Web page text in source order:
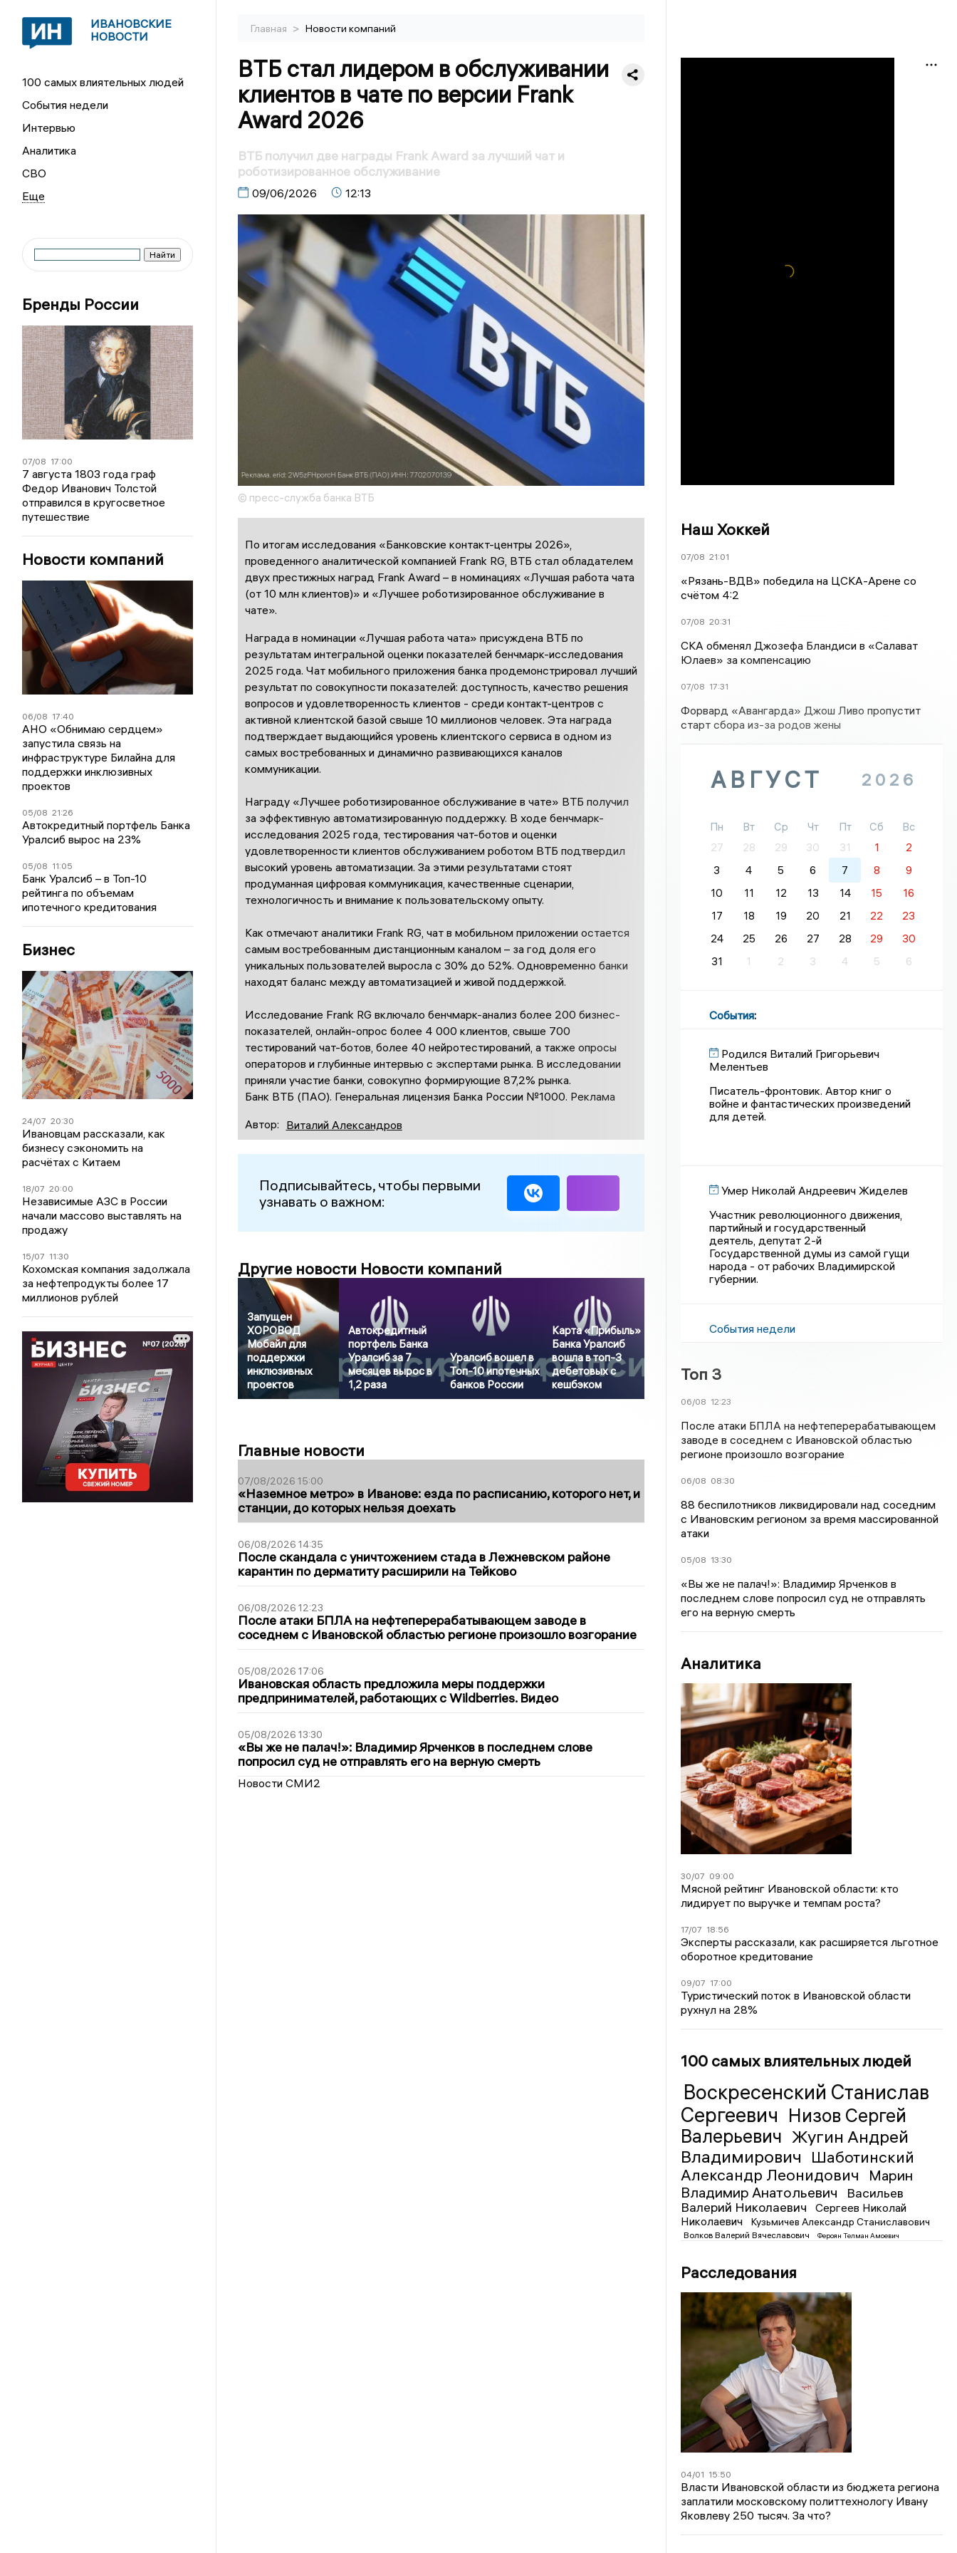
ИВАНОВСКИЕ
НОВОСТИ
100 самых влиятельных людей
События недели
Интервью
Аналитика
СВО
Бренды России
07/08 17:00
7 августа 1803 года граф
Федор Иванович Толстой
отправился в кругосветное
путешествие
Новости компаний
06/08 17:40
АНО «Обнимаю сердцем»
запустила связь на
инфраструктуре Билайна для
поддержки инклюзивных
проектов
05/08 21:26
Автокредитный портфель Банка
Уралсиб вырос на 23%
05/08 11:05
Банк Уралсиб – в Топ-10
рейтинга по объемам
ипотечного кредитования
Бизнес
24/07 20:30
Ивановцам рассказали, как
бизнесу сэкономить на
расчётах с Китаем
18/07 20:00
Независимые АЗС в России
начали массово выставлять на
продажу
15/07 11:30
Кохомская компания задолжала
за нефтепродукты более 17
миллионов рублей
Главная > Новости компаний
ВТБ стал лидером в обслуживании
клиентов в чате по версии Frank
Award 2026
ВТБ получил две награды Frank Award за лучший чат и
роботизированное обслуживание
09/06/2026 12:13
© пресс-служба банка ВТБ
По итогам исследования «Банковские контакт-центры 2026»,
проведенного аналитической компанией Frank RG, ВТБ стал обладателем
двух престижных наград Frank Award – в номинациях «Лучшая работа чата
(от 10 млн клиентов)» и «Лучшее роботизированное обслуживание в
чате».
Награда в номинации «Лучшая работа чата» присуждена ВТБ по
результатам интегральной оценки показателей бенчмарк-исследования
2025 года. Чат мобильного приложения банка продемонстрировал лучший
результат по совокупности показателей: доступность, качество решения
вопросов и удовлетворенность клиентов - среди контакт-центров с
активной клиентской базой свыше 10 миллионов человек. Эта награда
подтверждает выдающийся уровень клиентского сервиса в одном из
самых востребованных и динамично развивающихся каналов
коммуникации.
Награду «Лучшее роботизированное обслуживание в чате» ВТБ получил
за эффективную автоматизированную поддержку. В ходе бенчмарк-
исследования 2025 года, тестирования чат-ботов и оценки
удовлетворенности клиентов обслуживанием роботом ВТБ подтвердил
высокий уровень автоматизации. За этими результатами стоят
продуманная цифровая коммуникация, качественные сценарии,
технологичность и внимание к пользовательскому опыту.
Как отмечают аналитики Frank RG, чат в мобильном приложении остается
самым востребованным дистанционным каналом – за год доля его
уникальных пользователей выросла с 30% до 52%. Одновременно банки
находят баланс между автоматизацией и живой поддержкой.
Исследование Frank RG включало бенчмарк-анализ более 200 бизнес-
показателей, онлайн-опрос более 4 000 клиентов, свыше 700
тестирований чат-ботов, более 40 нейротестирований, а также опросы
операторов и глубинные интервью с экспертами рынка. В исследовании
приняли участие банки, совокупно формирующие 87,2% рынка.
Банк ВТБ (ПАО). Генеральная лицензия Банка России №1000. Реклама
Автор: Виталий Александров
Подписывайтесь, чтобы первыми
узнавать о важном:
Другие новости Новости компаний
Запущен
ХОРОВОД
Мобайл для
поддержки
инклюзивных
проектов
Автокредитный
портфель Банка
Уралсиб за 7
месяцев вырос в
1,2 раза
Уралсиб вошел в
Топ-10 ипотечных
банков России
Карта «Прибыль»
Банка Уралсиб
вошла в топ-3
дебетовых с
кешбэком
Главные новости
07/08/2026 15:00
«Наземное метро» в Иванове: езда по расписанию, которого нет, и
станции, до которых нельзя доехать
06/08/2026 14:35
После скандала с уничтожением стада в Лежневском районе
карантин по дерматиту расширили на Тейково
06/08/2026 12:23
После атаки БПЛА на нефтеперерабатывающем заводе в
соседнем с Ивановской областью регионе произошло возгорание
05/08/2026 17:06
Ивановская область предложила меры поддержки
предпринимателей, работающих с Wildberries. Видео
05/08/2026 13:30
«Вы же не палач!»: Владимир Ярченков в последнем слове
попросил суд не отправлять его на верную смерть
Новости СМИ2
Наш Хоккей
07/08 21:01
«Рязань-ВДВ» победила на ЦСКА-Арене со
счётом 4:2
07/08 20:31
СКА обменял Джозефа Бландиси в «Салават
Юлаев» за компенсацию
07/08 17:31
Форвард «Авангарда» Джош Ливо пропустит
старт сбора из-за родов жены
АВГУСТ 2026
Пн Вт Ср Чт Пт Сб
Вс
27
28 29 30 31 1
2
3
4 5 6 7 8
9
10
11 12 13 14 15
16
17
18 19 20 21 22
23
24
25 26 27 28 29
30
31
1 2 3 4 5 6
События:
Родился Виталий Григорьевич
Мелентьев
Писатель-фронтовик. Автор книг о
войне и фантастических произведений
для детей.
Умер Николай Андреевич Жиделев
Участник революционного движения,
партийный и государственный
деятель, депутат 2-й
Государственной думы из самой гущи
народа - от рабочих Владимирской
губернии.
События недели
Топ 3
06/08 12:23
После атаки БПЛА на нефтеперерабатывающем
заводе в соседнем с Ивановской областью
регионе произошло возгорание
06/08 08:30
88 беспилотников ликвидировали над соседним
с Ивановским регионом за время массированной
атаки
05/08 13:30
«Вы же не палач!»: Владимир Ярченков в
последнем слове попросил суд не отправлять
его на верную смерть
Аналитика
30/07 09:00
Мясной рейтинг Ивановской области: кто
лидирует по выручке и темпам роста?
17/07 18:56
Эксперты рассказали, как расширяется льготное
оборотное кредитование
09/07 17:00
Туристический поток в Ивановской области
рухнул на 28%
100 самых влиятельных людей
Воскресенский Станислав
Сергеевич Низов Сергей
Валерьевич Жугин Андрей
Владимирович
Шаботинский
Александр Леонидович
Марин
Владимир Анатольевич
Васильев
Валерий Николаевич
Сергеев Николай
Николаевич
Кузьмичев Александр Станиславович
Волков Валерий Вячеславович Фероян Телман Амоевич
Расследования
04/01 15:50
Власти Ивановской области из бюджета региона
заплатили московскому политтехнологу Ивану
Яковлеву 250 тысяч. За что?